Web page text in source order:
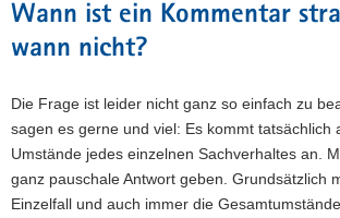
Wann ist ein Kommentar
wann nicht?
Die Frage ist leider nicht ganz so einfach zu
sagen es gerne und viel: Es kommt tatsächlich
Umstände jedes einzelnen Sachverhaltes an.
ganz pauschale Antwort geben. Grundsätzlich
Einzelfall und auch immer die